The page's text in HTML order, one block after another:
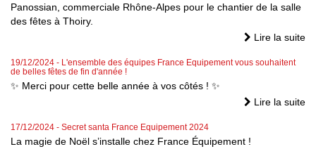
Panossian, commerciale Rhône-Alpes pour le chantier de la salle
des fêtes à Thoiry.
Lire la suite
19/12/2024 - L'ensemble des équipes France Equipement vous souhaitent
de belles fêtes de fin d'année !
✨ Merci pour cette belle année à vos côtés ! ✨
Lire la suite
17/12/2024 - Secret santa France Equipement 2024
La magie de Noël s’installe chez France Équipement !